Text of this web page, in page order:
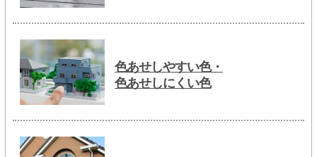
色あせしやすい色・
色あせしにくい色